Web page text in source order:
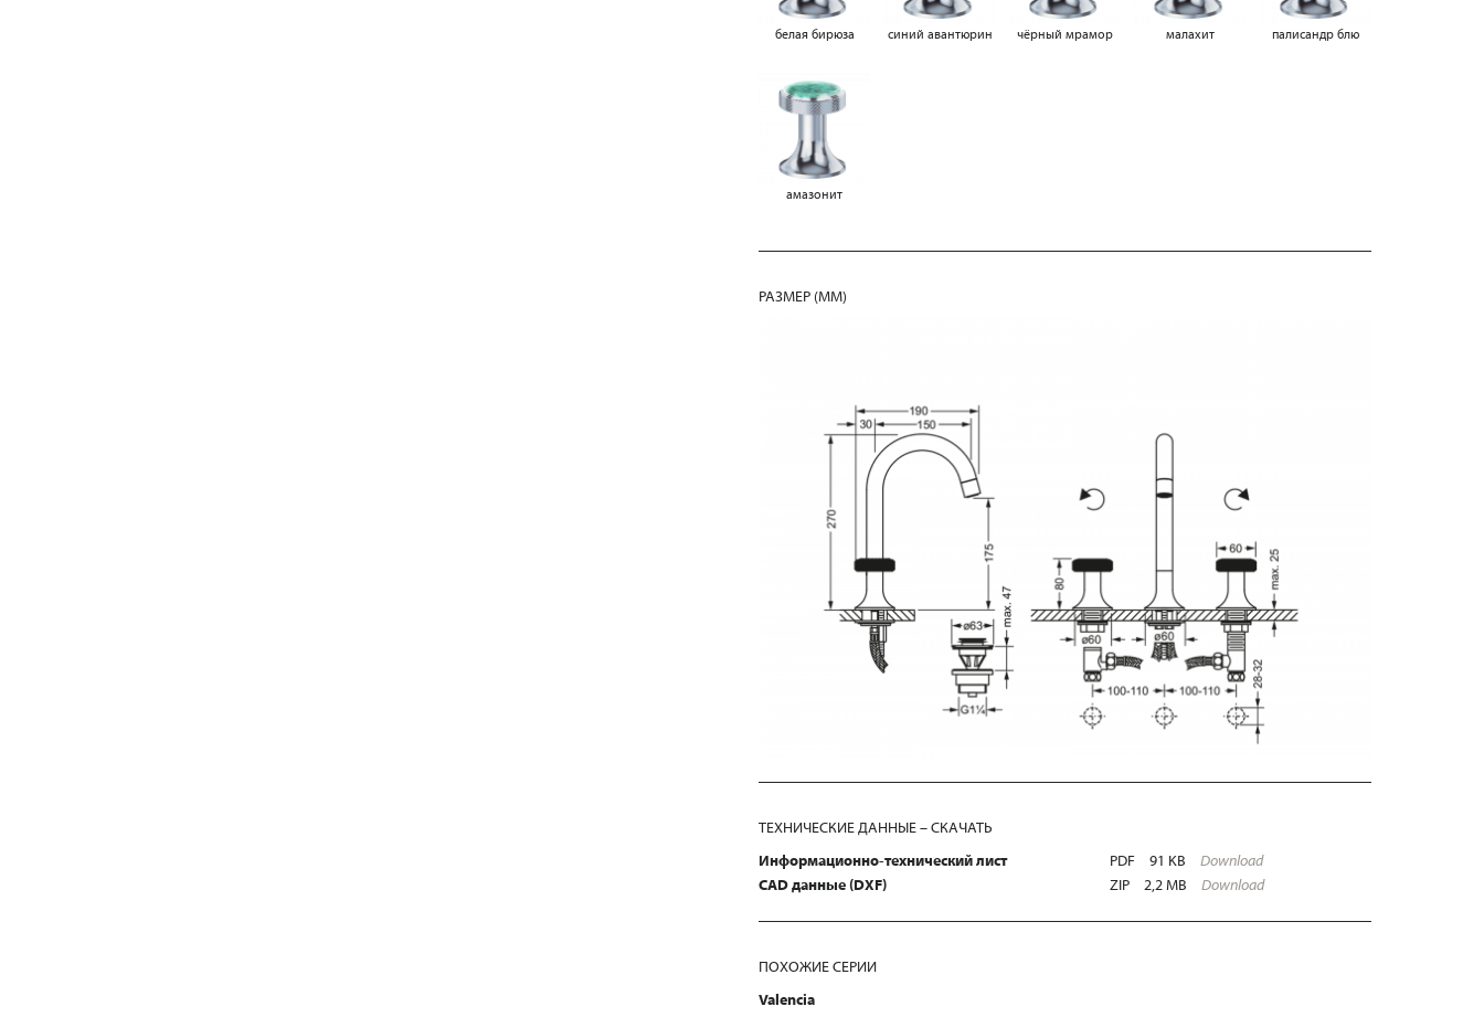
белая бирюза синий авантюрин чёрный мрамор малахит палисандр блю
амазонит
РАЗМЕР (MM)
ТЕХНИЧЕСКИЕ ДАННЫЕ – СКАЧАТЬ
Информационно-технический лист
PDF 91 KB
Download
CAD данные (DXF)
ZIP 2,2 MB Download
ПОХОЖИЕ СЕРИИ
Valencia